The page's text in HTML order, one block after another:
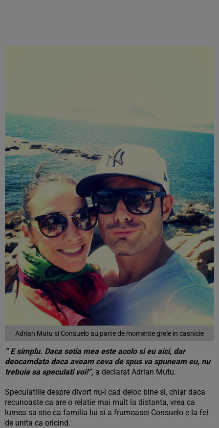
Adrian Mutu si Consuelo au parte de momente grele in casnicie
” E simplu. Daca sotia mea este acolo si eu aici, dar
deocamdata daca aveam ceva de spus va spuneam eu, nu
trebuia sa speculati voi!”, a declarat Adrian Mutu.
Speculatiile despre divort nu-i cad deloc bine si, chiar daca
recunoaste ca are o relatie mai mult la distanta, vrea ca
lumea sa stie ca familia lui si a frumoasei Consuelo e la fel
de unita ca oricind.